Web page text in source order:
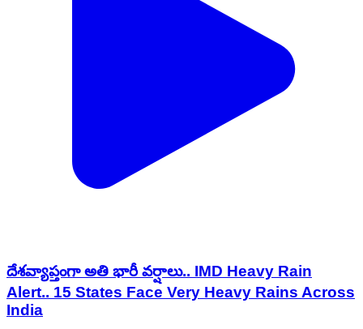
దేశవ్యాప్తంగా అతి భారీ వర్షాలు.. IMD Heavy Rain
Alert.. 15 States Face Very Heavy Rains Across
India